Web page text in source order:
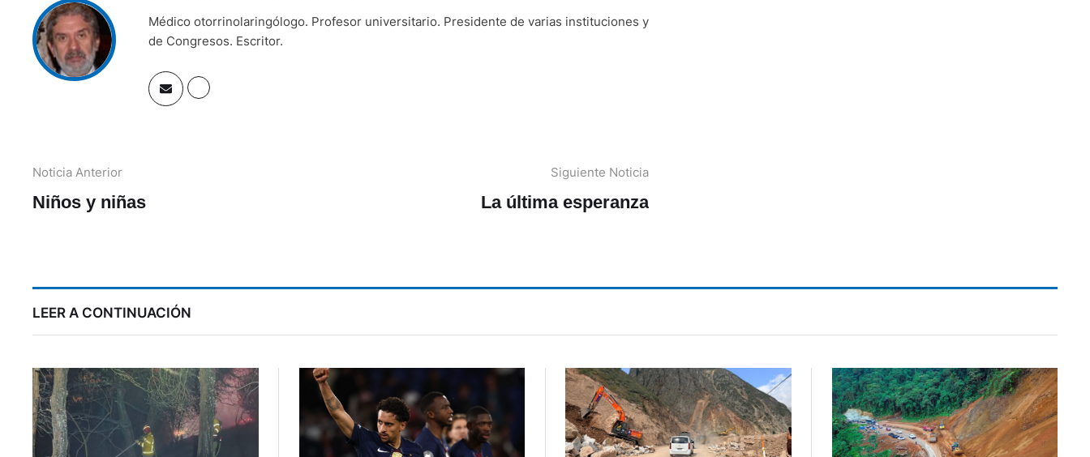
Médico otorrinolaringólogo. Profesor universitario. Presidente de varias instituciones y
de Congresos. Escritor.
Noticia Anterior
Niños y niñas
Siguiente Noticia
La última esperanza
LEER A CONTINUACIÓN